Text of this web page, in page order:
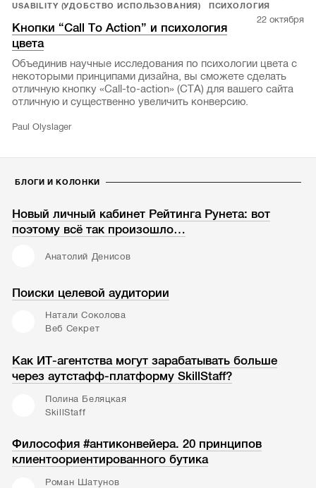
USABILITY (УДОБСТВО ИСПОЛЬЗОВАНИЯ)
ПСИХОЛОГИЯ
22 октября
Кнопки “Call To Action” и психология
цвета
Объединив научные исследования по психологии цвета с
некоторыми принципами дизайна, вы сможете сделать
отличную кнопку «Сall-to-action» (СТА) для вашего сайта
отличную и существенно увеличить конверсию.
Paul Olyslager
БЛОГИ И КОЛОНКИ
Новый личный кабинет Рейтинга Рунета: вот
поэтому всё так произошло…
Анатолий Денисов
Поиски целевой аудитории
Натали Соколова
Веб Секрет
Как ИТ-агентства могут зарабатывать больше
через аутстафф-платформу SkillStaff?
Полина Беляцкая
SkillStaff
Философия #антиконвейера. 20 принципов
клиентоориентированного бутика
Роман Шатунов